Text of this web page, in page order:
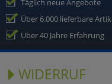
Täglich neue Angebote
Über 6.000 lieferbare
Über 40 Jahre Erfahrung
WIDERRUF